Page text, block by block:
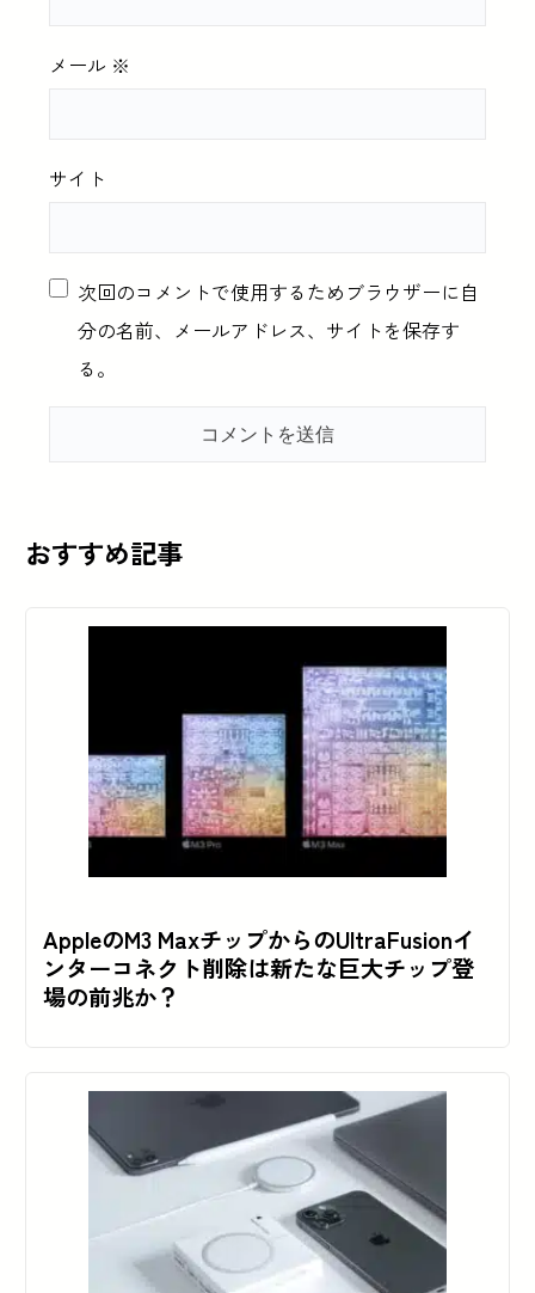
メール ※
サイト
次回のコメントで使用するためブラウザーに自
分の名前、メールアドレス、サイトを保存す
る。
おすすめ記事
AppleのM3 MaxチップからのUltraFusionイ
ンターコネクト削除は新たな巨大チップ登
場の前兆か？